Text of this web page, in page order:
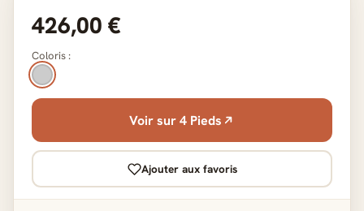
426,00 €
Coloris :
Voir sur 4 Pieds
Ajouter aux favoris